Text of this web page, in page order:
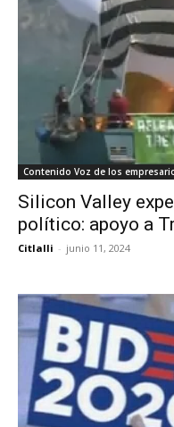
Contenido Voz de los
Silicon Valley
político: apoyo a
Citlalli - junio 11, 2024